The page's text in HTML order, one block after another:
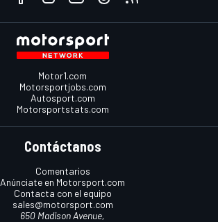
Motor1.com
Motorsportjobs.com
Autosport.com
Motorsportstats.com
Contáctanos
Comentarios
Anúnciate en Motorsport.com
Contacta con el equipo
sales@motorsport.com
650 Madison Avenue,